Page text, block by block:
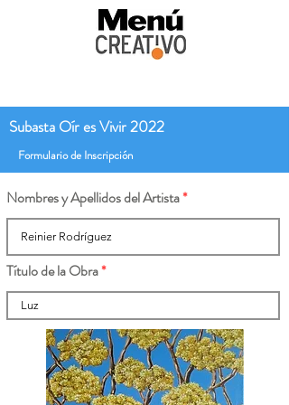
Subasta Oír es Vivir 2022
Formulario de Inscripción
Nombres y Apellidos del Artista
Título de la Obra